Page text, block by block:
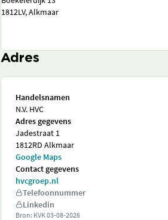
1812LV, Alkmaar
Adres
Handelsnamen
N.V. HVC
Adres gegevens
Jadestraat 1
1812RD Alkmaar
Google Maps
Contact gegevens
hvcgroep.nl
Telefoonnummer
Linkedin
Bron: KVK03-08-2026